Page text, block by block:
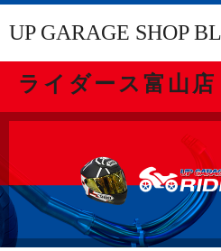
UP GARAGE SHOP
ライダース富山店